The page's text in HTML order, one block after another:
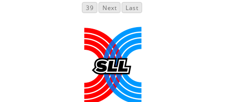
39
Next Last